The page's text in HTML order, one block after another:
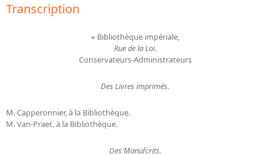
Transcription
« Bibliothèque impériale,
Rue de la Loi.
Conservateurs-Administrateurs
Des Livres imprimés.
M. Capperonnier, à la Bibliothèque.
M. Van-Praet, à la Bibliothèque.
Des Manuſcrits.